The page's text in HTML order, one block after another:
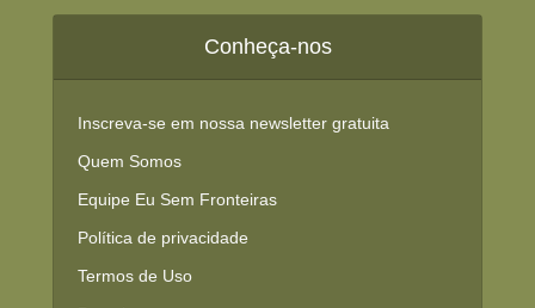
Conheça-nos
Inscreva-se em nossa newsletter gratuita
Quem Somos
Equipe Eu Sem Fronteiras
Política de privacidade
Termos de Uso